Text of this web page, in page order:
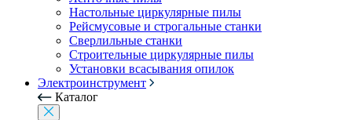
Настольные циркулярные пилы
Рейсмусовые и строгальные станки
Сверлильные станки
Строительные циркулярные пилы
Установки всасывания опилок
Электроинструмент
Каталог